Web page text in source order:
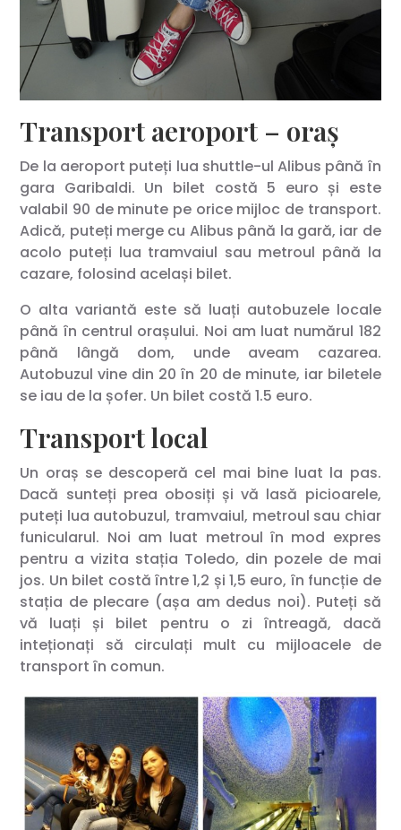
Transport aeroport – oraș
De la aeroport puteți lua shuttle-ul Alibus până în
gara Garibaldi. Un bilet costă 5 euro și este
valabil 90 de minute pe orice mijloc de transport.
Adică, puteți merge cu Alibus până la gară, iar de
acolo puteți lua tramvaiul sau metroul până la
cazare, folosind același bilet.
O alta variantă este să luați autobuzele locale
până în centrul orașului. Noi am luat numărul 182
până lângă dom, unde aveam cazarea.
Autobuzul vine din 20 în 20 de minute, iar biletele
se iau de la șofer. Un bilet costă 1.5 euro.
Transport local
Un oraș se descoperă cel mai bine luat la pas.
Dacă sunteți prea obosiți și vă lasă picioarele,
puteți lua autobuzul, tramvaiul, metroul sau chiar
funicularul. Noi am luat metroul în mod expres
pentru a vizita stația Toledo, din pozele de mai
jos. Un bilet costă între 1,2 și 1,5 euro, în funcție de
stația de plecare (așa am dedus noi). Puteți să
vă luați și bilet pentru o zi întreagă, dacă
inteționați să circulați mult cu mijloacele de
transport în comun.